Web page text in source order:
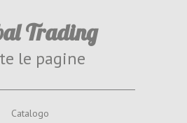
Trading
le pagine
Catalogo